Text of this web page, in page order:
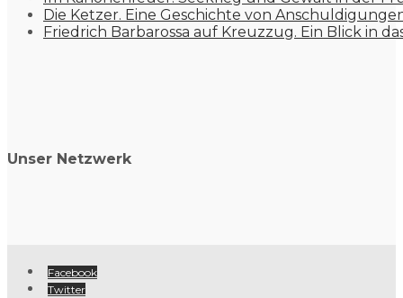
Die Ketzer. Eine Geschichte von
Friedrich Barbarossa auf Kreuzzug. Ein Blick in
Unser Netzwerk
Facebook
Twitter